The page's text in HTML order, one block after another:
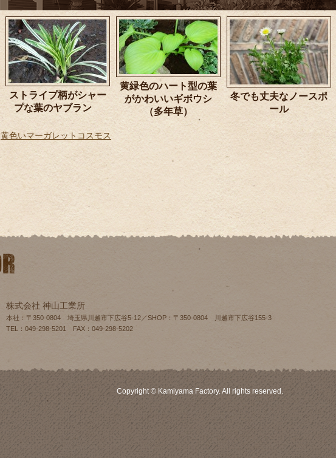
ストライプ柄がシャー
プな葉のヤブラン
黄緑色のハート型の葉
がかわいいギボウシ
（多年草）
冬でも丈夫なノースポ
ール
黄色いマーガレットコスモス
株式会社 神山工業所
本社：〒350-0804 埼玉県川越市下広谷5-12／SHOP：〒350-0804 川越市下広谷155‐3
TEL：049-298-5201 FAX：049-298-5202
Copyright © Kamiyama Factory. All rights reserved.